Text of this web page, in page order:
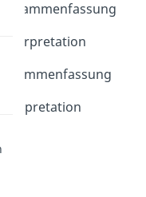
Zusammenfassung
Interpretation